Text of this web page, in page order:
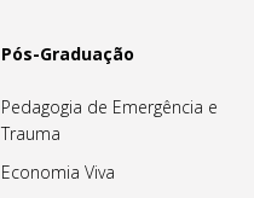
Pós-Graduação
Pedagogia de Emergência e
Trauma
Economia Viva